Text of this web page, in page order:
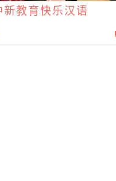
新教育快乐汉语